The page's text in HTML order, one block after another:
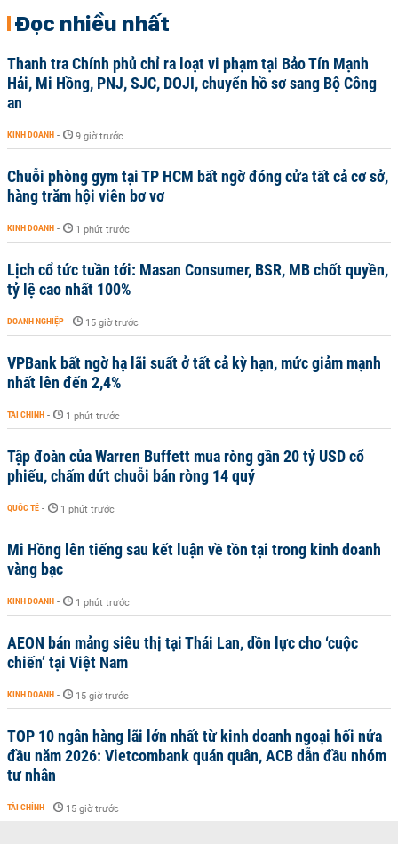
Đọc nhiều nhất
Thanh tra Chính phủ chỉ ra loạt vi phạm tại Bảo Tín Mạnh
Hải, Mi Hồng, PNJ, SJC, DOJI, chuyển hồ sơ sang Bộ Công
an
KINH DOANH - 9 giờ trước
Chuỗi phòng gym tại TP HCM bất ngờ đóng cửa tất cả cơ sở,
hàng trăm hội viên bơ vơ
KINH DOANH - 1 phút trước
Lịch cổ tức tuần tới: Masan Consumer, BSR, MB chốt quyền,
tỷ lệ cao nhất 100%
DOANH NGHIỆP - 15 giờ trước
VPBank bất ngờ hạ lãi suất ở tất cả kỳ hạn, mức giảm mạnh
nhất lên đến 2,4%
TÀI CHÍNH - 1 phút trước
Tập đoàn của Warren Buffett mua ròng gần 20 tỷ USD cổ
phiếu, chấm dứt chuỗi bán ròng 14 quý
QUỐC TẾ - 1 phút trước
Mi Hồng lên tiếng sau kết luận về tồn tại trong kinh doanh
vàng bạc
KINH DOANH - 1 phút trước
AEON bán mảng siêu thị tại Thái Lan, dồn lực cho ‘cuộc
chiến’ tại Việt Nam
KINH DOANH - 15 giờ trước
TOP 10 ngân hàng lãi lớn nhất từ kinh doanh ngoại hối nửa
đầu năm 2026: Vietcombank quán quân, ACB dẫn đầu nhóm
tư nhân
TÀI CHÍNH - 15 giờ trước